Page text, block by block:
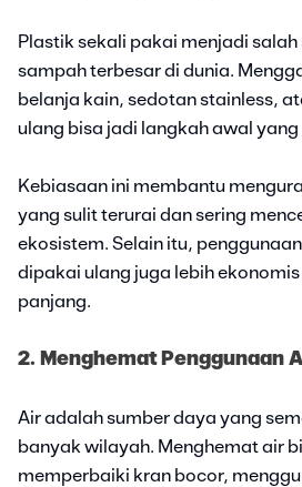
Plastik sekali pakai menjadi
sampah terbesar di dunia.
belanja kain, sedotan stainless,
ulang bisa jadi langkah awal yang
Kebiasaan ini membantu
yang sulit terurai dan sering
ekosistem. Selain itu,
dipakai ulang juga lebih
panjang.
2. Menghemat Penggunaan
Air adalah sumber daya yang
banyak wilayah. Menghemat air
memperbaiki kran bocor,